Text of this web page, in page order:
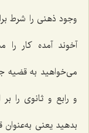
وجود ذهنی را شرط
آخوند آمده کار
می‌خواهید به قضیه
و رابع و ثانوی را
بدهید یعنی به‌عنوان